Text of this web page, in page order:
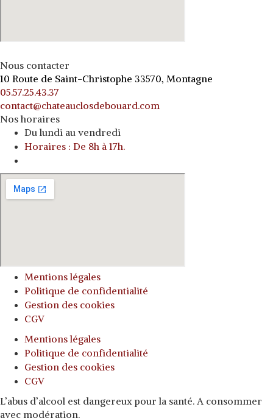
Nous contacter
10 Route de Saint-Christophe 33570, Montagne
05.57.25.43.37
contact@chateauclosdebouard.com
Nos horaires
Du lundi au vendredi
Horaires : De 8h à 17h.
Mentions légales
Politique de confidentialité
Gestion des cookies
CGV
Mentions légales
Politique de confidentialité
Gestion des cookies
CGV
L’abus d’alcool est dangereux pour la santé. A consommer
avec modération.